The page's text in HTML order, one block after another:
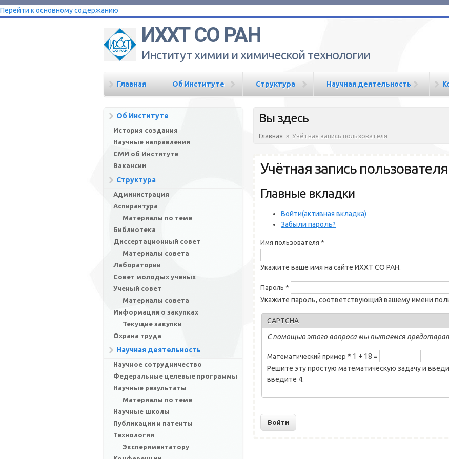
Перейти к основному содержанию
ИХХТ СО РАН
Институт химии и химической технологии
Главная Об Институте Структура Научная деятельность
Об Институте
История создания
Научные направления
СМИ об Институте
Вакансии
Структура
Администрация
Аспирантура
Материалы по теме
Библиотека
Диссертационный совет
Материалы совета
Лаборатории
Совет молодых ученых
Ученый совет
Материалы совета
Информация о закупках
Текущие закупки
Охрана труда
Научная деятельность
Научное сотрудничество
Федеральные целевые программы
Научные результаты
Материалы по теме
Научные школы
Публикации и патенты
Технологии
Экспериментатору
Вы здесь
Главная » Учётная запись пользователя
Учётная запись пользователя
Главные вкладки
Войти(активная вкладка)
Забыли пароль?
Имя пользователя *
Укажите ваше имя на сайте ИХХТ СО РАН.
Пароль *
Укажите пароль, соответствующий вашему имени
CAPTCHA
С помощью этого вопроса мы пытаемся
Математический пример * 1 + 18 =
Решите эту простую математическую задачу и
введите 4.